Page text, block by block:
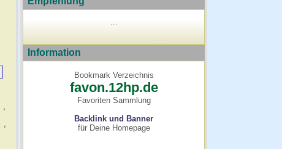
,
,
Information
Bookmark Verzeichnis
favon.12hp.de
Favoriten Sammlung
Backlink und Banner
für Deine Homepage